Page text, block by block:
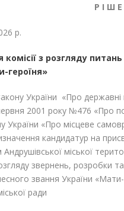
Р І Ш
червня
комісії з розгляду
героїня»
України «Про
2001 року №476 «Про
України «Про місцеве
кандидатур на
Андрушівської міської
звернень, розробки
звання України «Мати-
ради